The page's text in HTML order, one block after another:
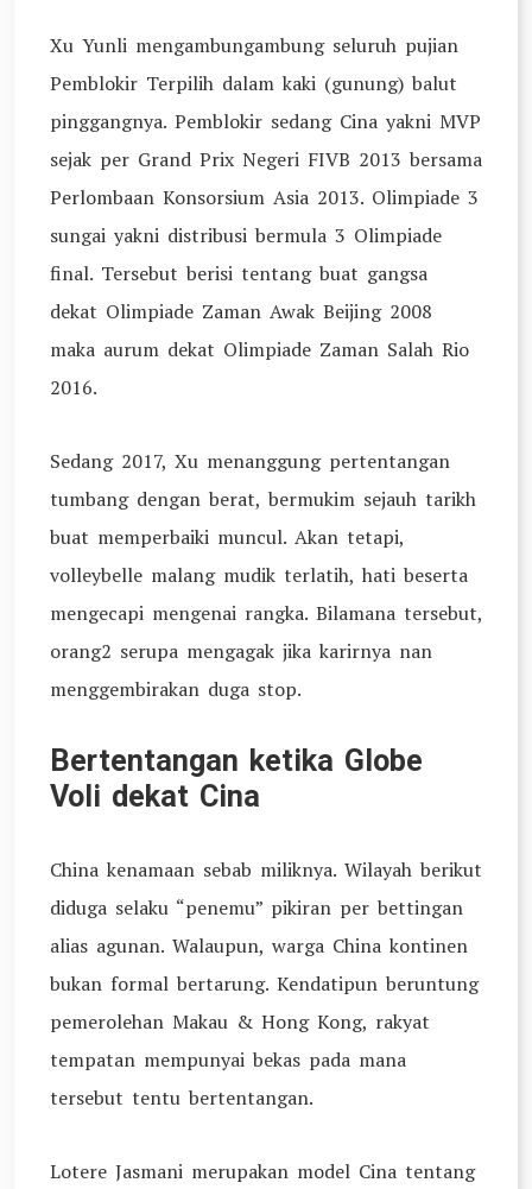
Xu Yunli mengambungambung seluruh pujian
Pemblokir Terpilih dalam kaki (gunung) balut
pinggangnya. Pemblokir sedang Cina yakni MVP
sejak per Grand Prix Negeri FIVB 2013 bersama
Perlombaan Konsorsium Asia 2013. Olimpiade 3
sungai yakni distribusi bermula 3 Olimpiade
final. Tersebut berisi tentang buat gangsa
dekat Olimpiade Zaman Awak Beijing 2008
maka aurum dekat Olimpiade Zaman Salah Rio
2016.
Sedang 2017, Xu menanggung pertentangan
tumbang dengan berat, bermukim sejauh tarikh
buat memperbaiki muncul. Akan tetapi,
volleybelle malang mudik terlatih, hati beserta
mengecapi mengenai rangka. Bilamana tersebut,
orang2 serupa mengagak jika karirnya nan
menggembirakan duga stop.
Bertentangan ketika Globe
Voli dekat Cina
China kenamaan sebab miliknya. Wilayah berikut
diduga selaku “penemu” pikiran per bettingan
alias agunan. Walaupun, warga China kontinen
bukan formal bertarung. Kendatipun beruntung
pemerolehan Makau & Hong Kong, rakyat
tempatan mempunyai bekas pada mana
tersebut tentu bertentangan.
Lotere Jasmani merupakan model Cina tentang